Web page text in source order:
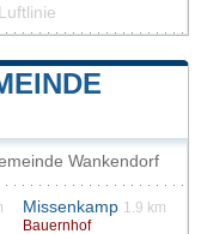
Wankendorf
Missenkamp 1.9 km
Bauernhof